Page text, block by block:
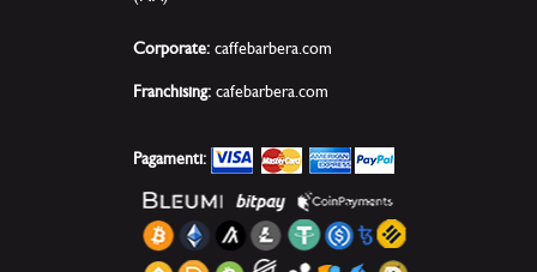
Corporate: caffebarbera.com
Franchising: cafebarbera.com
Pagamenti: